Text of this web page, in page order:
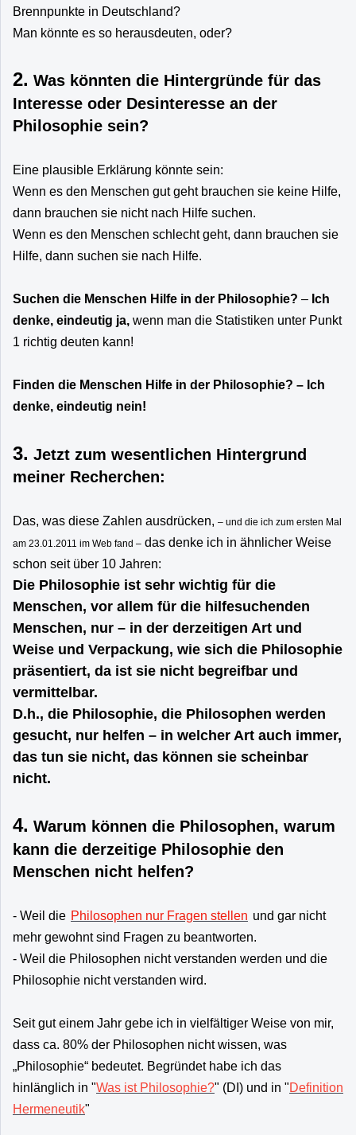
Brennpunkte in Deutschland?
Man könnte es so herausdeuten, oder?
2. Was könnten die Hintergründe für das
Interesse oder Desinteresse an der
Philosophie sein?
Eine plausible Erklärung könnte sein:
Wenn es den Menschen gut geht brauchen sie keine Hilfe,
dann brauchen sie nicht nach Hilfe suchen.
Wenn es den Menschen schlecht geht, dann brauchen sie
Hilfe, dann suchen sie nach Hilfe.
Suchen die Menschen Hilfe in der Philosophie? – Ich
denke, eindeutig ja, wenn man die Statistiken unter Punkt
1 richtig deuten kann!
Finden die Menschen Hilfe in der Philosophie? – Ich
denke, eindeutig nein!
3. Jetzt zum wesentlichen Hintergrund
meiner Recherchen:
Das, was diese Zahlen ausdrücken, – und die ich zum ersten Mal
am 23.01.2011 im Web fand – das denke ich in ähnlicher Weise
schon seit über 10 Jahren:
Die Philosophie ist sehr wichtig für die
Menschen, vor allem für die hilfesuchenden
Menschen, nur – in der derzeitigen Art und
Weise und Verpackung, wie sich die Philosophie
präsentiert, da ist sie nicht begreifbar und
vermittelbar.
D.h., die Philosophie, die Philosophen werden
gesucht, nur helfen – in welcher Art auch immer,
das tun sie nicht, das können sie scheinbar
nicht.
4. Warum können die Philosophen, warum
kann die derzeitige Philosophie den
Menschen nicht helfen?
- Weil die Philosophen nur Fragen stellen und gar nicht
mehr gewohnt sind Fragen zu beantworten.
- Weil die Philosophen nicht verstanden werden und die
Philosophie nicht verstanden wird.
Seit gut einem Jahr gebe ich in vielfältiger Weise von mir,
dass ca. 80% der Philosophen nicht wissen, was
„Philosophie“ bedeutet. Begründet habe ich das
hinlänglich in "Was ist Philosophie?" (DI) und in "Definition
Hermeneutik"